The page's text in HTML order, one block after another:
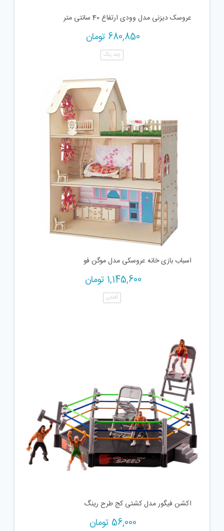
عروسک دیزنی مدل وودی ارتفاع 40 سانتی متر
680,850 تومان
چند رنگ
اسباب بازی خانه عروسکی مدل موگن فو
1,145,600 تومان
آفتابی
اکشن فیگور مدل کشتی کج طرح رینگ
56,000 تومان